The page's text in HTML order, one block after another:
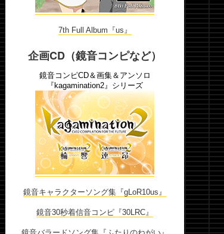
7th Full Album『us』
企画CD（鏡音コンピなど）
鏡音コンピCD＆画集＆アンソロ
『kagamination2』シリーズ
鏡音キャラクターソング集『gLoR10us』
鏡音30秒着信音コンピ『30LRC』